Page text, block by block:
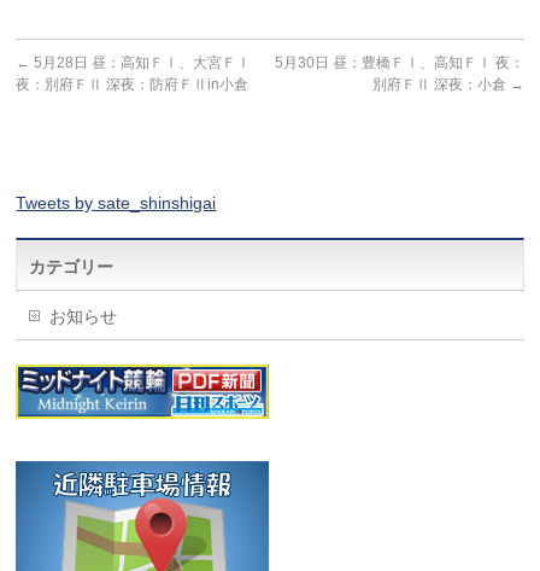
← 5月28日 昼：高知ＦⅠ、大宮ＦⅠ
夜：別府ＦⅡ 深夜：防府ＦⅡin小倉
5月30日 昼：豊橋ＦⅠ、高知ＦⅠ 夜：
別府ＦⅡ 深夜：小倉 →
Tweets by sate_shinshigai
カテゴリー
お知らせ